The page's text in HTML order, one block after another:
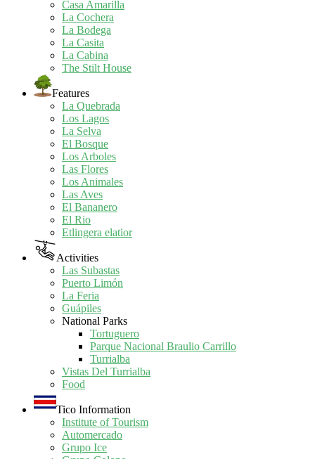
Casa Amarilla
La Cochera
La Bodega
La Casita
La Cabina
The Stilt House
Features
La Quebrada
Los Lagos
La Selva
El Bosque
Los Arboles
Las Flores
Los Animales
Las Aves
El Bananero
El Rio
Etlingera elatior
Activities
Las Subastas
Puerto Limón
La Feria
Guápiles
National Parks
Tortuguero
Parque Nacional Braulio Carrillo
Turrialba
Vistas Del Turrialba
Food
Tico Information
Institute of Tourism
Automercado
Grupo Ice